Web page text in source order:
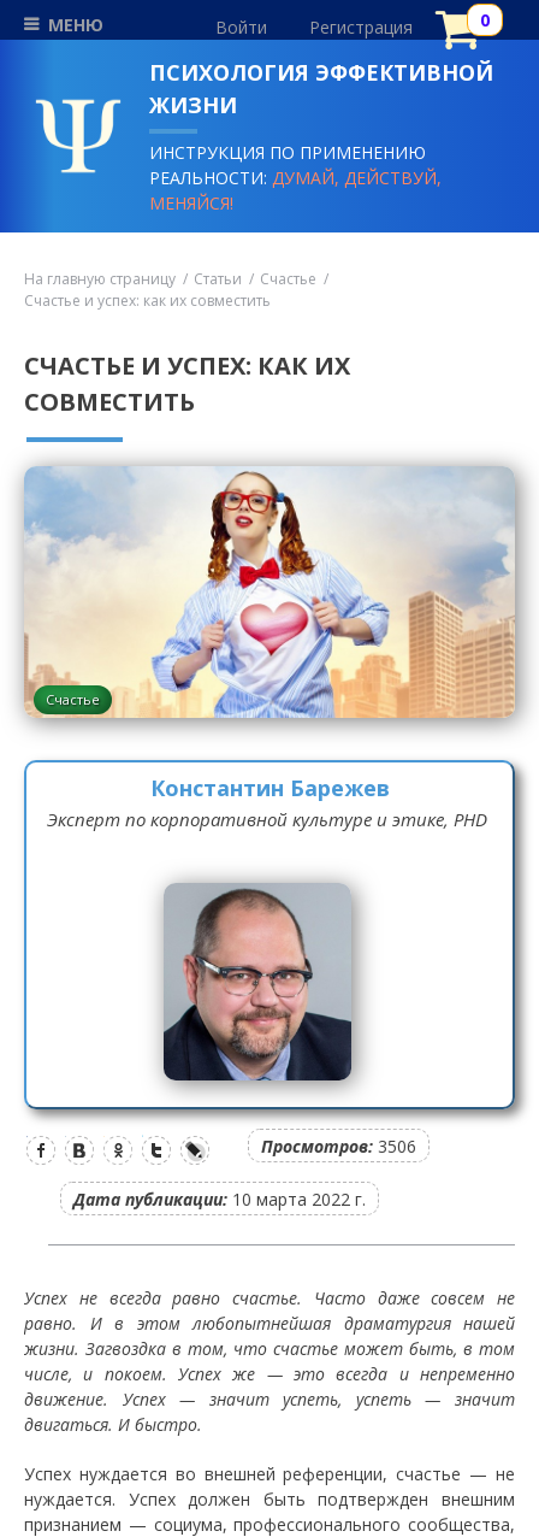
МЕНЮ Войти Регистрация
ПСИХОЛОГИЯ ЭФФЕКТИВНОЙ
ЖИЗНИ
ИНСТРУКЦИЯ ПО ПРИМЕНЕНИЮ
РЕАЛЬНОСТИ:ДУМАЙ, ДЕЙСТВУЙ,
МЕНЯЙСЯ!
На главную страницу Статьи
Счастье
Счастье и успех: как их совместить
СЧАСТЬЕ И УСПЕХ: КАК ИХ
СОВМЕСТИТЬ
Счастье
Константин Барежев
Эксперт по корпоративной культуре и этике, PHD
Просмотров: 3506
Дата публикации: 10 марта 2022 г.
Успех не всегда равно счастье. Часто даже совсем не
равно. И в этом любопытнейшая драматургия нашей
жизни. Загвоздка в том, что счастье может быть, в том
числе, и покоем. Успех же — это всегда и непременно
движение. Успех — значит успеть, успеть — значит
двигаться. И быстро.
Успех нуждается во внешней референции, счастье — не
нуждается. Успех должен быть подтвержден внешним
признанием — социума, профессионального сообщества,